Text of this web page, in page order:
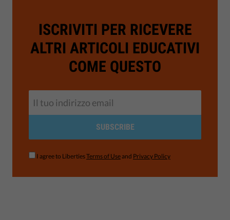
ISCRIVITI PER RICEVERE
ALTRI ARTICOLI EDUCATIVI
COME QUESTO
SUBSCRIBE
I agree to LibertiesTerms of Useand Privacy Policy